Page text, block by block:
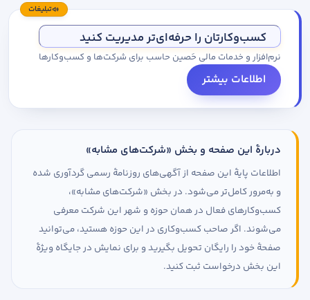
تبلیغات
کسب‌وکارتان را حرفه‌ای‌تر مدیریت کنید
نرم‌افزار و خدمات مالی حَصین حاسب برای شرکت‌ها و کسب‌وکارها
اطلاعات بیشتر
دربارهٔ این صفحه و بخش «شرکت‌های مشابه»
اطلاعات پایهٔ این صفحه از آگهی‌های روزنامهٔ رسمی گردآوری شده
و به‌مرور کامل‌تر می‌شود. در بخش «شرکت‌های مشابه»،
کسب‌وکارهای فعال در همان حوزه و شهر این شرکت معرفی
می‌شوند. اگر صاحب کسب‌وکاری در این حوزه هستید، می‌توانید
صفحهٔ خود را رایگان تحویل بگیرید و برای نمایش در جایگاه ویژهٔ
این بخش درخواست ثبت کنید.